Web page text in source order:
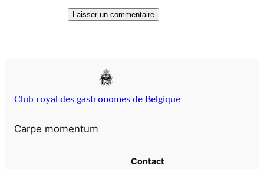
Club royal des gastronomes de Belgique
Carpe momentum
Contact